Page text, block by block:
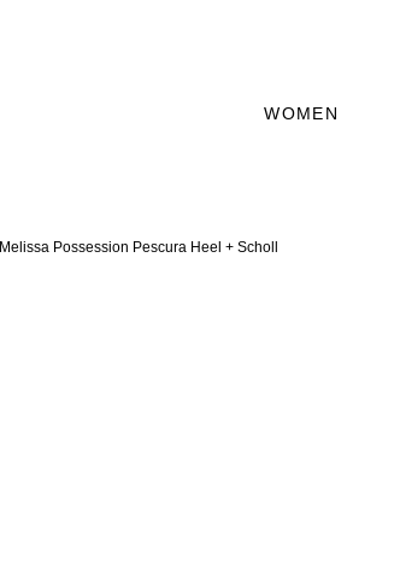
WOMEN
Melissa Possession Pescura Heel + Scholl